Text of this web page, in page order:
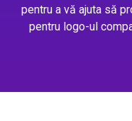
pentru a vă ajuta să
pentru logo-ul